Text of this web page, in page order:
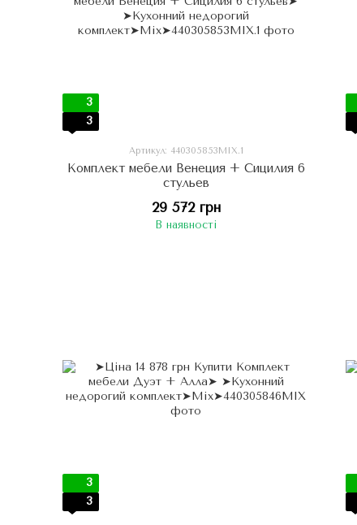
3
3
Артикул: 440305853МIX.1
Комплект мебели Венеция + Сицилия 6
стульев
29 572 грн
В наявності
3
3